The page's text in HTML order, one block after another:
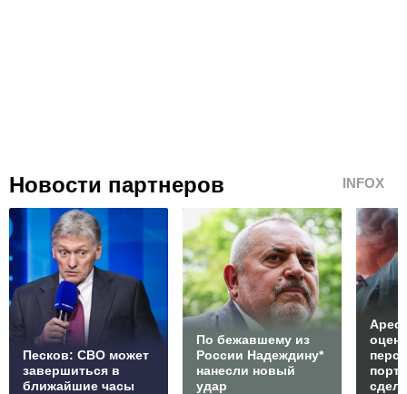
Новости партнеров INFOX
Песков: СВО может
завершиться в
ближайшие часы
По бежавшему из
России Надеждину*
нанесли новый
удар